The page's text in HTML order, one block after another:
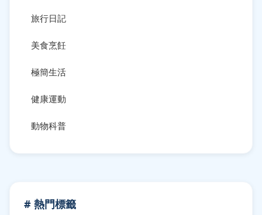
旅行日記
美食烹飪
極簡生活
健康運動
動物科普
# 熱門標籤